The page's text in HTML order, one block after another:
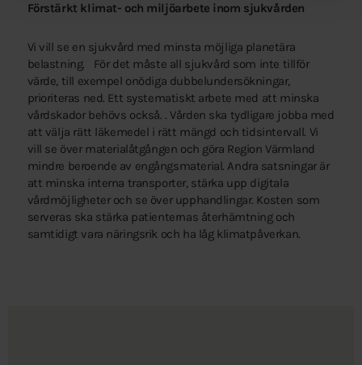
Förstärkt klimat- och miljöarbete inom sjukvården
Vi vill se en sjukvård med minsta möjliga planetära
belastning. För det måste all sjukvård som inte tillför
värde, till exempel onödiga dubbelundersökningar,
prioriteras ned. Ett systematiskt arbete med att minska
vårdskador behövs också. . Vården ska tydligare jobba med
att välja rätt läkemedel i rätt mängd och tidsintervall. Vi
vill se över materialåtgången och göra Region Värmland
mindre beroende av engångsmaterial. Andra satsningar är
att minska interna transporter, stärka upp digitala
vårdmöjligheter och se över upphandlingar. Kosten som
serveras ska stärka patienternas återhämtning och
samtidigt vara näringsrik och ha låg klimatpåverkan.